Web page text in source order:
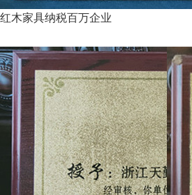
红木家具纳税百万企业